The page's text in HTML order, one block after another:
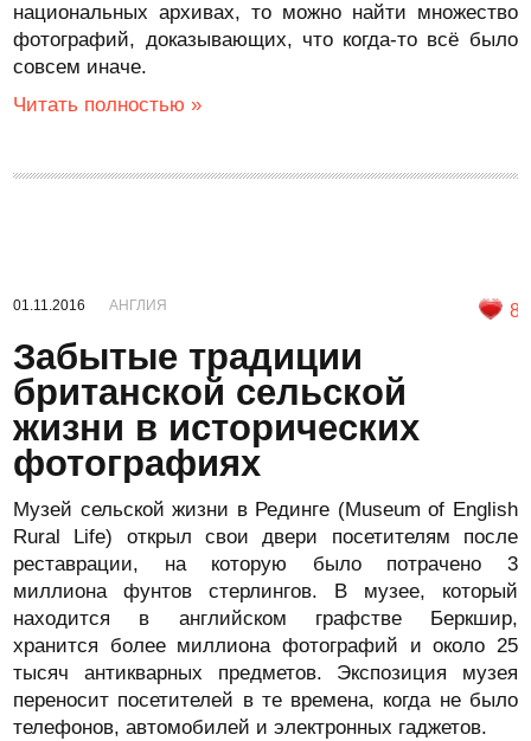
национальных архивах, то можно найти множество
фотографий, доказывающих, что когда-то всё было
совсем иначе.
Читать полностью »
01.11.2016 АНГЛИЯ 8
Забытые традиции
британской сельской
жизни в исторических
фотографиях
Музей сельской жизни в Рединге (Museum of English
Rural Life) открыл свои двери посетителям после
реставрации, на которую было потрачено 3
миллиона фунтов стерлингов. В музее, который
находится в английском графстве Беркшир,
хранится более миллиона фотографий и около 25
тысяч антикварных предметов. Экспозиция музея
переносит посетителей в те времена, когда не было
телефонов, автомобилей и электронных гаджетов.